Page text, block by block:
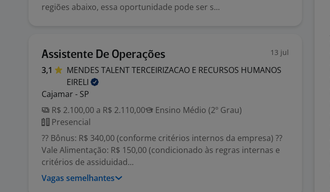
regiões abaixo, essa oportunidade pode ser s...
Assistente De Operações 13 jul
3,1
MENDES TALENT TERCEIRIZACAO E RECURSOS HUMANOS
EIRELI
Cajamar - SP
R$ 2.100,00 a R$ 2.110,00
Ensino Médio (2º Grau)
Presencial
?? Bônus: R$ 340,00 (conforme critérios internos da empresa) ??
Vale Alimentação: R$ 150,00 (condicionado às regras internas e
critérios de assiduidad...
Vagas semelhantes